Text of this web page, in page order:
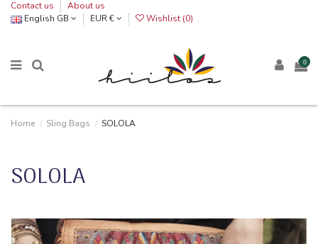
Contact us
About us
English GB
EUR € Wishlist (0)
0
Home Sling Bags SOLOLA
SOLOLA